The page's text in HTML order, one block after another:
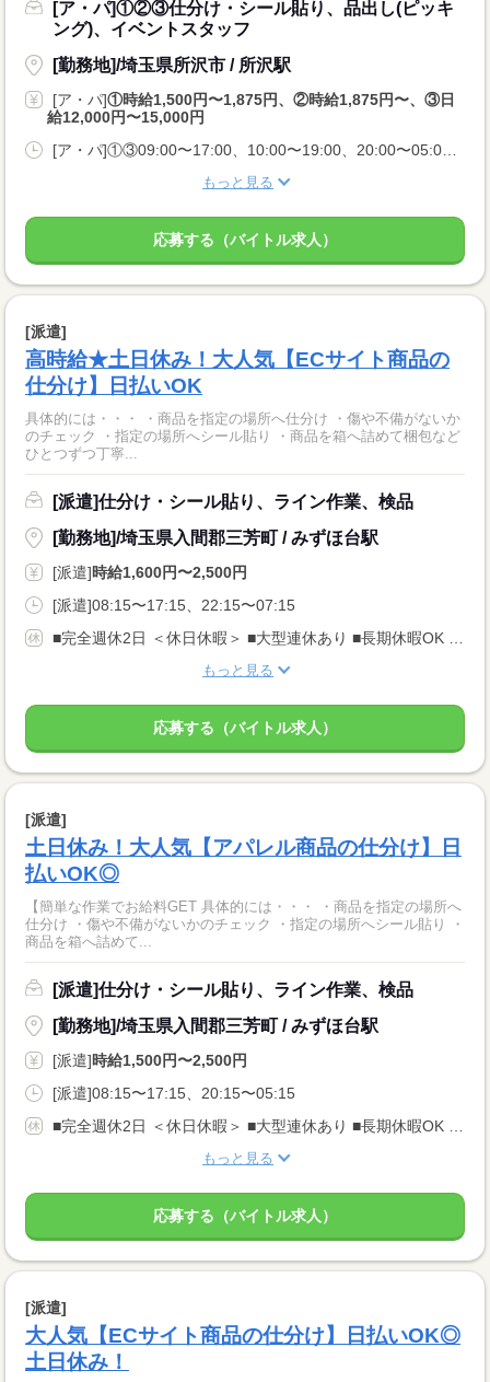
[ア・パ]①②③仕分け・シール貼り、品出し(ピッキ
ング)、イベントスタッフ
[勤務地]/埼玉県所沢市 / 所沢駅
[ア・パ]①時給1,500円〜1,875円、②時給1,875円〜、③日
給12,000円〜15,000円
[ア・パ]①③09:00〜17:00、10:00〜19:00、20:00〜05:00、②10:00〜06:00
もっと見る
応募する（バイトル求人）
[派遣]
高時給★土日休み！大人気【ECサイト商品の
仕分け】日払いOK
具体的には・・・ ・商品を指定の場所へ仕分け ・傷や不備がないか
のチェック ・指定の場所へシール貼り ・商品を箱へ詰めて梱包など
ひとつずつ丁寧...
[派遣]仕分け・シール貼り、ライン作業、検品
[勤務地]/埼玉県入間郡三芳町 / みずほ台駅
[派遣]時給1,600円〜2,500円
[派遣]08:15〜17:15、22:15〜07:15
■完全週休2日 ＜休日休暇＞ ■大型連休あり ■長期休暇OK ■ご家庭都合のお休み調整OK ■産休・育休取得実績あり
もっと見る
応募する（バイトル求人）
[派遣]
土日休み！大人気【アパレル商品の仕分け】日
払いOK◎
【簡単な作業でお給料GET 具体的には・・・ ・商品を指定の場所へ
仕分け ・傷や不備がないかのチェック ・指定の場所へシール貼り ・
商品を箱へ詰めて...
[派遣]仕分け・シール貼り、ライン作業、検品
[勤務地]/埼玉県入間郡三芳町 / みずほ台駅
[派遣]時給1,500円〜2,500円
[派遣]08:15〜17:15、20:15〜05:15
■完全週休2日 ＜休日休暇＞ ■大型連休あり ■長期休暇OK ■ご家庭都合のお休み調整OK ■産休・育休取得実績あり
もっと見る
応募する（バイトル求人）
[派遣]
大人気【ECサイト商品の仕分け】日払いOK◎
土日休み！